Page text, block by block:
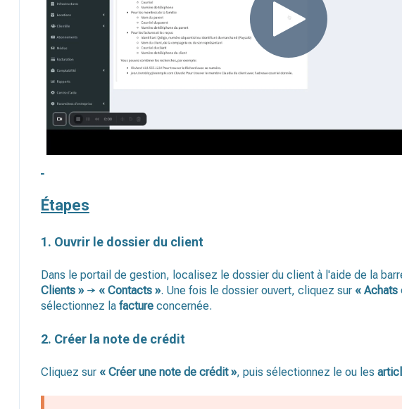
Étapes
1. Ouvrir le dossier du client
Dans le portail de gestion, localisez le dossier du client à l'aide de la
Clients »→ « Contacts ». Une fois le dossier ouvert, cliquez sur « Achats
sélectionnez la factureconcernée.
2. Créer la note de crédit
Cliquez sur « Créer une note de crédit », puis sélectionnez le ou les